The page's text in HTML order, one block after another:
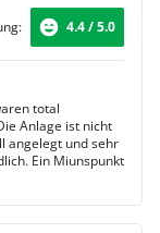
4.4 / 5.0
total
Anlage ist nicht
angelegt und sehr
Ein Miunspunkt